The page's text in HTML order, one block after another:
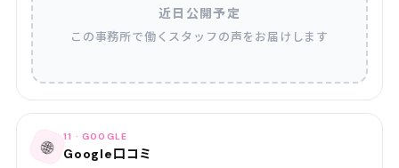
近日公開予定
この事務所で働くスタッフの声をお届けします
🌐 11 · GOOGLE
Google口コミ